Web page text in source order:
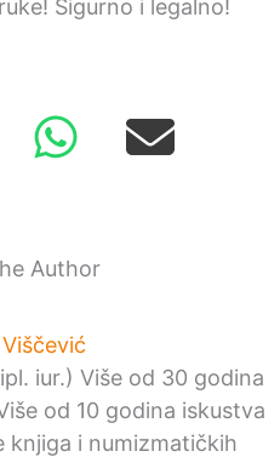
Sigurno i legalno!
Author
iur.) Više od 30 godina
od 10 godina iskustva
knjiga i numizmatičkih